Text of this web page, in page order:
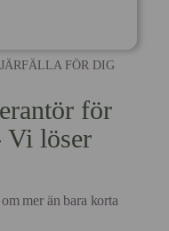
FÖR DIG
för
Vi löser
mer än bara korta